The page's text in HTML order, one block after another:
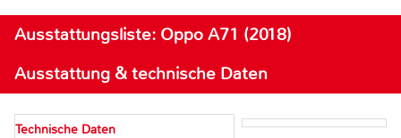
Ausstattungsliste: Oppo A71 (2018)
Ausstattung & technische Daten
Technische Daten